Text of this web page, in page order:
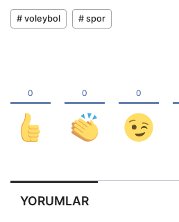
# voleybol # spor
YORUMLAR